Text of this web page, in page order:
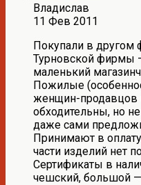
Владислав
11 Фев 2011
Покупали в другом
Турновской фирмы
маленький
Пожилые
женщин-продавцов
обходительны, но
даже сами
Принимают в
части изделий нет
Сертификаты в
чешский, большой